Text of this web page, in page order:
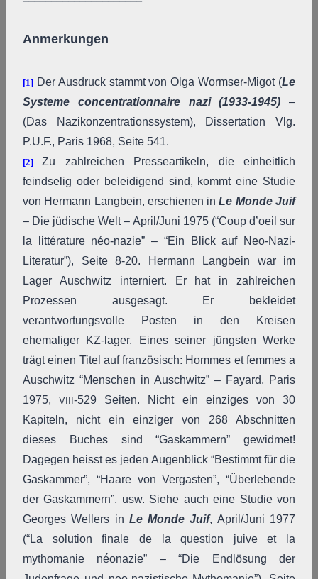
Anmerkungen
[1] Der Ausdruck stammt von Olga Wormser-Migot (Le
Systeme concentrationnaire nazi (1933-1945) –
(Das Nazikonzentrationssystem), Dissertation Vlg.
P.U.F., Paris 1968, Seite 541.
[2]
Zu zahlreichen Presseartikeln, die einheitlich
feindselig oder beleidigend sind, kommt eine Studie
von Hermann Langbein, erschienen inLe Monde Juif
– Die jüdische Welt – April/Juni 1975 (“Coup d’oeil sur
la littérature néo-nazie” – “Ein Blick auf Neo-Nazi-
Literatur”), Seite 8-20. Hermann Langbein war im
Lager Auschwitz interniert. Er hat in zahlreichen
Prozessen ausgesagt. Er bekleidet
verantwortungsvolle Posten in den Kreisen
ehemaliger KZ-lager. Eines seiner jüngsten Werke
trägt einen Titel auf französisch: Hommes et femmes a
Auschwitz “Menschen in Auschwitz” – Fayard, Paris
1975,VIII-529 Seiten. Nicht ein einziges von 30
Kapiteln, nicht ein einziger von 268 Abschnitten
dieses Buches sind “Gaskammern” gewidmet!
Dagegen heisst es jeden Augenblick “Bestimmt für die
Gaskammer”, “Haare von Vergasten”, “Überlebende
der Gaskammern”, usw. Siehe auch eine Studie von
Georges Wellers in Le Monde Juif, April/Juni 1977
(“La solution finale de la question juive et la
mythomanie néonazie” – “Die Endlösung der